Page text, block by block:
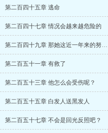
第二百四十五章 逃命
第二百四十七章 情况会越来越危险的
第二百四十九章 那她这近一年来的努力都白
第二百五十一章 有救了
第二百五十三章 他怎么会受伤呢？
第二百五十五章 白发人送黑发人
第二百五十七章 不会是回光反照吧？